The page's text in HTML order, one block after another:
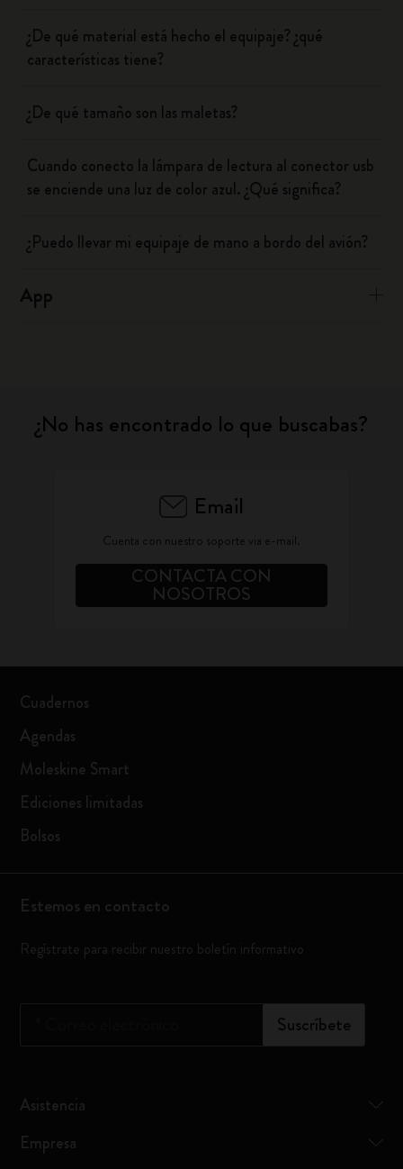
¿De qué material está hecho el equipaje? ¿qué
características tiene?
¿De qué tamaño son las maletas?
Cuando conecto la lámpara de lectura al conector usb
se enciende una luz de color azul. ¿Qué significa?
¿Puedo llevar mi equipaje de mano a bordo del avión?
App
¿No has encontrado lo que buscabas?
Email
Cuenta con nuestro soporte via e-mail.
CONTACTA CON
NOSOTROS
Cuadernos
Agendas
Moleskine Smart
Ediciones limitadas
Bolsos
Estemos en contacto
Regístrate para recibir nuestro boletín informativo
Suscríbete
Asistencia
Empresa